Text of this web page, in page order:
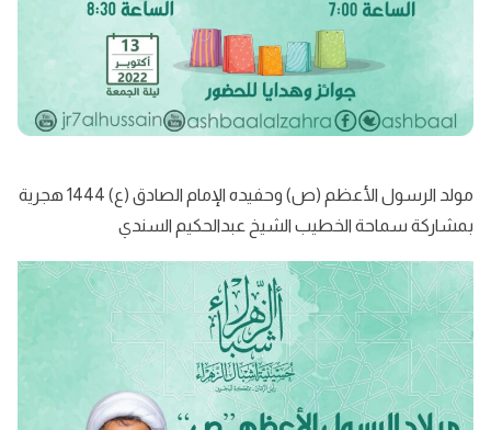
مولد الرسول الأعظم (ص) وحفيده الإمام الصادق (ع) 1444 هجرية
بمشاركة سماحة الخطيب الشيخ عبدالحكيم السندي